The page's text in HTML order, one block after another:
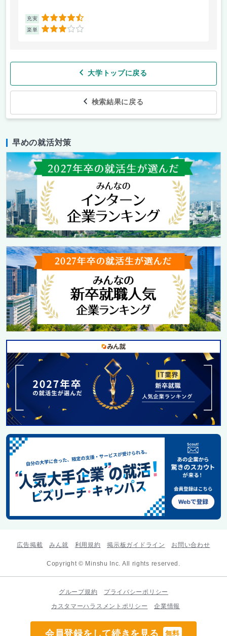
会員登録をして続きを見る 無料
充実 4.5
楽単 3
大学トップに戻る
検索結果に戻る
早めの就活対策
広告掲載 みん就 利用規約 掲示板ガイドライン お問い合わせ
Copyright © Minshu Inc. All rights reserved.
グループ規約
プライバシーポリシー
カスタマーハラスメントポリシー
企業情報